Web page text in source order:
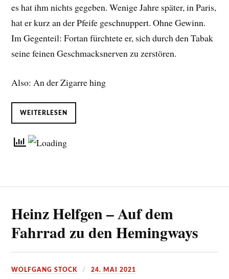
es hat ihm nichts gegeben. Wenige Jahre später, in Paris,
hat er kurz an der Pfeife geschnuppert. Ohne Gewinn.
Im Gegenteil: Fortan fürchtete er, sich durch den Tabak
seine feinen Geschmacksnerven zu zerstören.
Also: An der Zigarre hing
WEITERLESEN
Heinz Helfgen – Auf dem
Fahrrad zu den Hemingways
WOLFGANG STOCK 24. MAI 2021